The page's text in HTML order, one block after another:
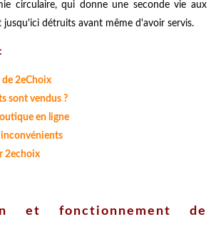
circulaire, qui donne une seconde vie aux
détruits avant même d'avoir servis.
2eChoix
sont vendus ?
en ligne
inconvénients
2echoix
et fonctionnement de